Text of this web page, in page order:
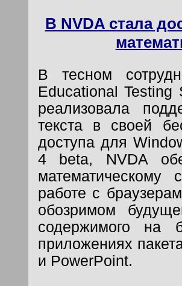
В NVDA стала
В тесном
Educational Testing
реализовала
текста в своей
доступа для
4 beta, NVDA
математическому
работе с
обозримом
содержимого на
приложениях
и PowerPoint.